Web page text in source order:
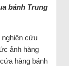
bánh Trung
nghiên cứu
ảnh hàng
hàng bánh